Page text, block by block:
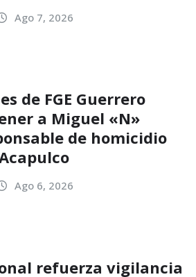
Ago 7, 2026
de FGE Guerrero
a Miguel «N»
de homicidio
Ago 6, 2026
refuerza vigilancia